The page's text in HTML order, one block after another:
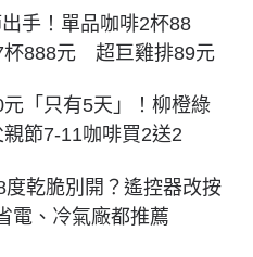
手！單品咖啡2杯88
杯888元 超巨雞排89元
「只有5天」！柳橙綠
節7-11咖啡買2送2
度乾脆別開？遙控器改按
電、冷氣廠都推薦